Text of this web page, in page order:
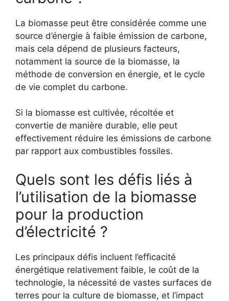
La biomasse peut être considérée comme une
source d’énergie à faible émission de carbone,
mais cela dépend de plusieurs facteurs,
notamment la source de la biomasse, la
méthode de conversion en énergie, et le cycle
de vie complet du carbone.
Si la biomasse est cultivée, récoltée et
convertie de manière durable, elle peut
effectivement réduire les émissions de carbone
par rapport aux combustibles fossiles.
Quels sont les défis liés à
l’utilisation de la biomasse
pour la production
d’électricité ?
Les principaux défis incluent l’efficacité
énergétique relativement faible, le coût de la
technologie, la nécessité de vastes surfaces de
terres pour la culture de biomasse, et l’impact